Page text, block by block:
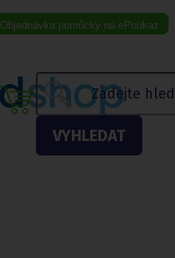
Objednávka pomůcky na ePoukaz
VYHLEDAT